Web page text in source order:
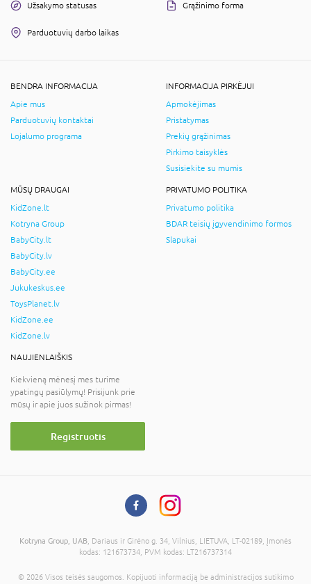
Užsakymo statusas Grąžinimo forma
Parduotuvių darbo laikas
BENDRA INFORMACIJA
Apie mus
Parduotuvių kontaktai
Lojalumo programa
INFORMACIJA PIRKĖJUI
Apmokėjimas
Pristatymas
Prekių grąžinimas
Pirkimo taisyklės
Susisiekite su mumis
MŪSŲ DRAUGAI
KidZone.lt
Kotryna Group
BabyCity.lt
BabyCity.lv
BabyCity.ee
Jukukeskus.ee
ToysPlanet.lv
KidZone.ee
KidZone.lv
PRIVATUMO POLITIKA
Privatumo politika
BDAR teisių įgyvendinimo formos
Slapukai
NAUJIENLAIŠKIS
Kiekvieną mėnesį mes turime
ypatingų pasiūlymų! Prisijunk prie
mūsų ir apie juos sužinok pirmas!
Registruotis
Kotryna Group, UAB , Dariaus ir Girėno g. 34, Vilnius, LIETUVA, LT-02189, Įmonės
kodas: 121673734, PVM kodas: LT216737314
© 2026 Visos teisės saugomos. Kopijuoti informaciją be administracijos sutikimo